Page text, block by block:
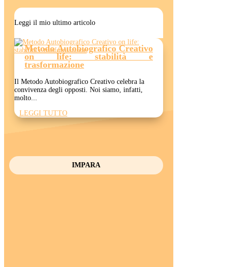
Leggi il mio ultimo articolo
Metodo Autobiografico Creativo
on life: stabilità e
trasformazione
Il Metodo Autobiografico Creativo celebra la
convivenza degli opposti. Noi siamo, infatti,
molto...
LEGGI TUTTO
IMPARA